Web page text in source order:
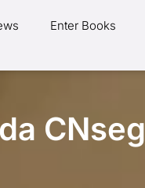
Enter Books
CNseg